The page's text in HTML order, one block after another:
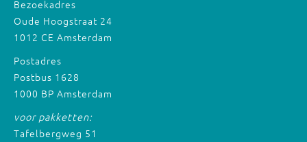
Bezoekadres
Oude Hoogstraat 24
1012 CE Amsterdam
Postadres
Postbus 1628
1000 BP Amsterdam
voor pakketten:
Tafelbergweg 51